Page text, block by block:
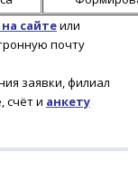
сайтеили
почту
заявки, филиал
счёт и анкету